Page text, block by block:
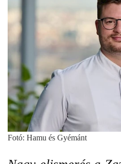
Fotó: Hamu és Gyémánt